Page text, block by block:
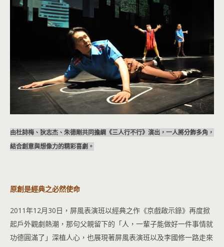
由杜詩梅、狄志杰、朱德剛共同擔綱《三人行不行》演出，一人將分飾多角，
結合創意與想像力的精彩喜劇。
原創是經典之必然使命
2011年12月30日，屏風表演班以經典之作《京戲啟示錄》再度掀
起戶外觀劇熱潮，那句父親留下的「人，一輩子能做好一件事情就
功德圓滿了」深植人心，也展現著屏風表演班以及李國修一路走來